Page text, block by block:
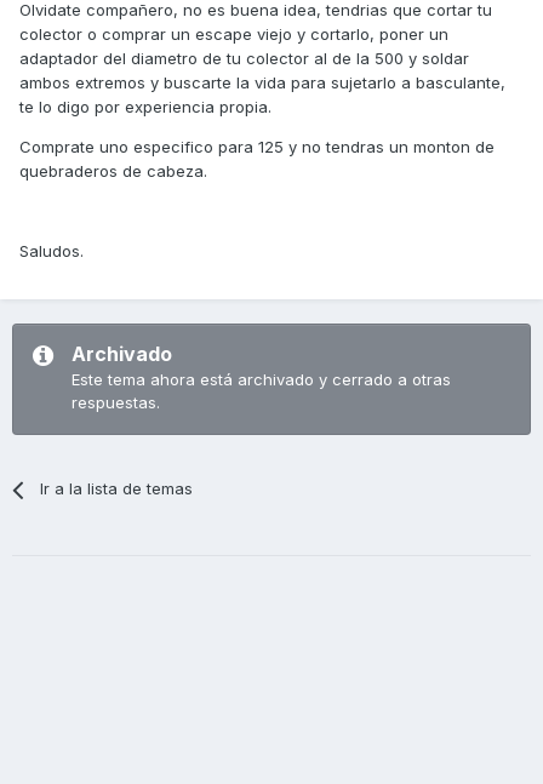
Olvidate compañero, no es buena idea, tendrias que cortar tu
colector o comprar un escape viejo y cortarlo, poner un
adaptador del diametro de tu colector al de la 500 y soldar
ambos extremos y buscarte la vida para sujetarlo a basculante,
te lo digo por experiencia propia.
Comprate uno especifico para 125 y no tendras un monton de
quebraderos de cabeza.
Saludos.
Archivado
Este tema ahora está archivado y cerrado a otras
respuestas.
Ir a la lista de temas